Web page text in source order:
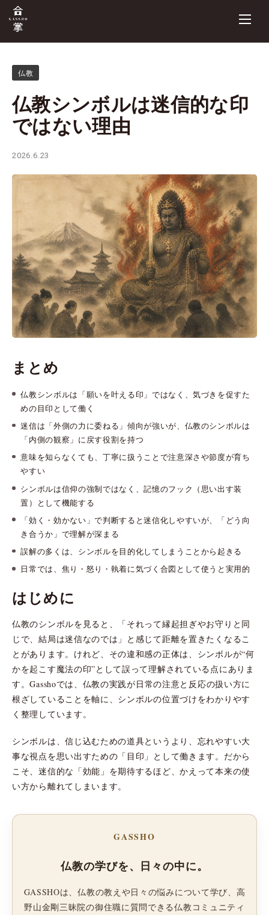
仏教
仏教シンボルは迷信的な印
ではない理由
2026.6.23
まとめ
仏教シンボルは「願いを叶える印」ではなく、気づきを促すた
めの目印として働く
迷信は「外側の力に委ねる」傾向が強いが、仏教のシンボルは
「内側の観察」に戻す役割を持つ
意味を知らなくても、丁寧に扱うことで注意深さや節度が育ち
やすい
シンボルは信仰の強制ではなく、記憶のフック（思い出す装
置）として機能する
「効く・効かない」で判断すると迷信化しやすいが、「どう向
き合うか」で理解が深まる
誤解の多くは、シンボルを目的化してしまうことから起きる
日常では、焦り・怒り・執着に気づく合図として使うと実用的
はじめに
仏教のシンボルを見ると、「それって縁起担ぎやお守りと同
じで、結局は迷信なのでは」と感じて距離を置きたくなるこ
とがあります。けれど、その違和感の正体は、シンボルが“何
かを起こす魔法の印”として誤って理解されている点にありま
す。Gasshoでは、仏教の実践が日常の注意と反応の扱い方に
根ざしていることを軸に、シンボルの位置づけをわかりやす
く整理しています。
シンボルは、信じ込むための道具というより、忘れやすい大
事な視点を思い出すための「目印」として働きます。だから
こそ、迷信的な「効能」を期待するほど、かえって本来の使
い方から離れてしまいます。
GASSHO
仏教の学びを、日々の中に。
GASSHOは、仏教の教えや日々の悩みについて学び、高
野山金剛三昧院の御住職に質問できる仏教コミュニティ